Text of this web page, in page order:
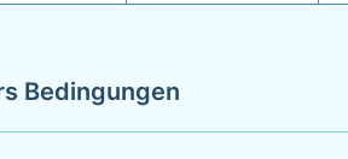
Bedingungen